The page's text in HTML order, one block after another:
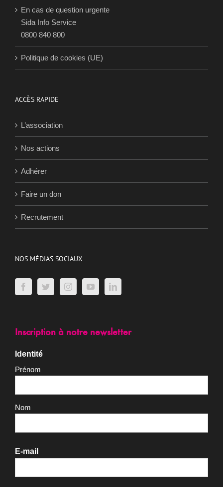
En cas de question urgente
Sida Info Service
0800 840 800
Politique de cookies (UE)
ACCÈS RAPIDE
L’association
Nos actions
Adhérer
Faire un don
Recrutement
NOS MÉDIAS SOCIAUX
Inscription à notre newsletter
Identité
Prénom
Nom
E-mail